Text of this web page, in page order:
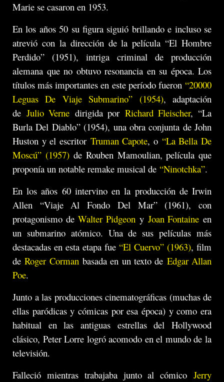
Marie se casaron en 1953.
En los años 50 su figura siguió brillando e incluso se
atrevió con la dirección de la película “El Hombre
Perdido” (1951), intriga criminal de producción
alemana que no obtuvo resonancia en su época. Los
títulos más importantes en este período fueron “20000
Leguas De Viaje Submarino” (1954), adaptación
de Julio Verne dirigida por Richard Fleischer, “La
Burla Del Diablo” (1954), una obra conjunta de John
Huston y el escritor Truman Capote, o “La Bella De
Moscú” (1957)de Rouben Mamoulian, película que
proponía un notable remake musical de “Ninotchka”.
En los años 60 intervino en la producción de Irwin
Allen “Viaje Al Fondo Del Mar” (1961), con
protagonismo deWalter Pidgeon y Joan Fontaine en
un submarino atómico. Una de sus películas más
destacadas en esta etapa fue“El Cuervo” (1963), film
deRoger Cormanbasada en un texto de Edgar Allan
Poe.
Junto a las producciones cinematográficas (muchas de
ellas paródicas y cómicas por esa época) y como era
habitual en las antiguas estrellas del Hollywood
clásico, Peter Lorre logró acomodo en el mundo de la
televisión.
Falleció mientras trabajaba junto al cómico Jerry